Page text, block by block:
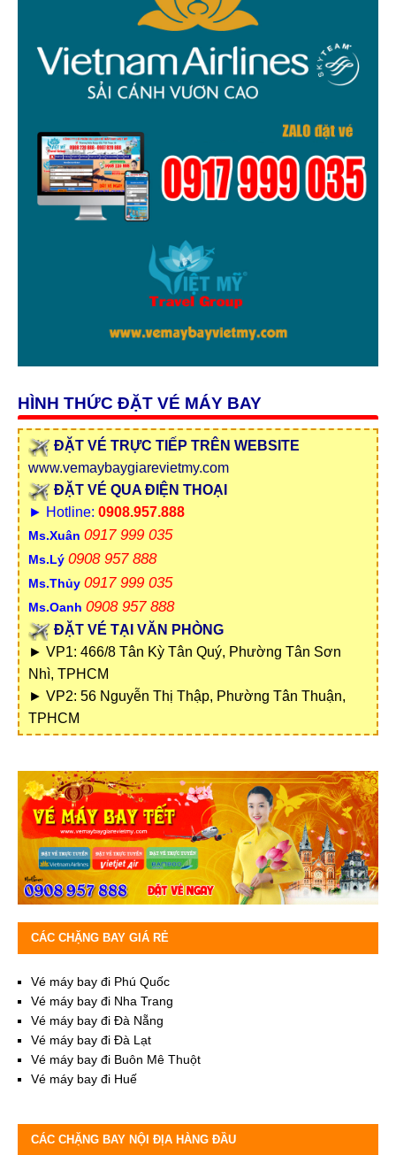
HÌNH THỨC ĐẶT VÉ MÁY BAY
ĐẶT VÉ TRỰC TIẾP TRÊN WEBSITE
www.vemaybaygiarevietmy.com
ĐẶT VÉ QUA ĐIỆN THOẠI
► Hotline: 0908.957.888
Ms.Xuân 0917 999 035
Ms.Lý 0908 957 888
Ms.Thủy 0917 999 035
Ms.Oanh 0908 957 888
ĐẶT VÉ TẠI VĂN PHÒNG
► VP1: 466/8 Tân Kỳ Tân Quý, Phường Tân Sơn
Nhì, TPHCM
► VP2: 56 Nguyễn Thị Thập, Phường Tân Thuận,
TPHCM
CÁC CHẶNG BAY GIÁ RẺ
Vé máy bay đi Phú Quốc
Vé máy bay đi Nha Trang
Vé máy bay đi Đà Nẵng
Vé máy bay đi Đà Lạt
Vé máy bay đi Buôn Mê Thuột
Vé máy bay đi Huế
CÁC CHẶNG BAY NỘI ĐỊA HÀNG ĐẦU